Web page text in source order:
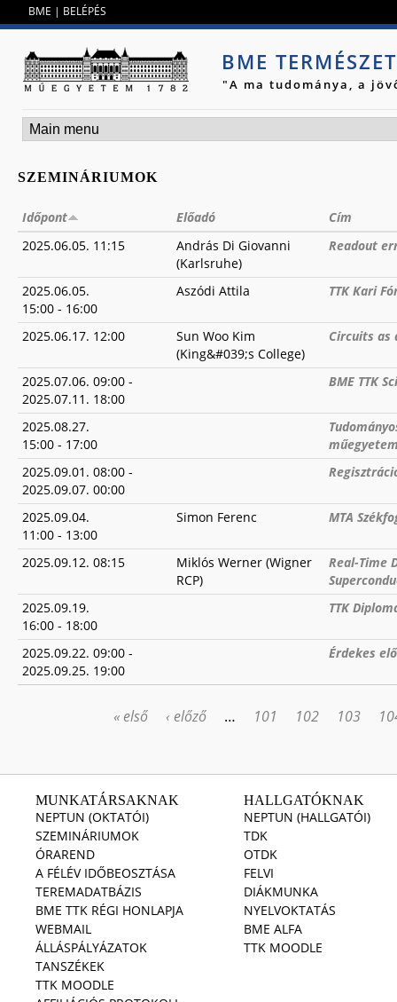
BME | BELÉPÉS
BME
"A ma tudománya, a
SZEMINÁRIUMOK
Időpont Előadó
Cím
2025.06.05. 11:15
András Di Giovanni
(Karlsruhe)
Readout
2025.06.05.
15:00 - 16:00
Aszódi Attila TTK Kari
2025.06.17. 12:00
Sun Woo Kim
(King&#039;s College)
Circuits as
2025.07.06. 09:00 -
2025.07.11. 18:00
BME TTK
2025.08.27.
15:00 - 17:00
2025.09.01. 08:00 -
2025.09.07. 00:00
2025.09.04.
11:00 - 13:00
Simon Ferenc MTA
2025.09.12. 08:15
Miklós Werner (Wigner
RCP)
Real-Time
2025.09.19.
16:00 - 18:00
TTK
2025.09.22. 09:00 -
2025.09.25. 19:00
Érdekes
« első ‹ előző … 101 102 103
MUNKATÁRSAKNAK
NEPTUN (OKTATÓI)
SZEMINÁRIUMOK
ÓRAREND
A FÉLÉV IDŐBEOSZTÁSA
TEREMADATBÁZIS
BME TTK RÉGI HONLAPJA
WEBMAIL
ÁLLÁSPÁLYÁZATOK
TANSZÉKEK
TTK MOODLE
HALLGATÓKNAK
NEPTUN (HALLGATÓI)
TDK
OTDK
FELVI
DIÁKMUNKA
NYELVOKTATÁS
BME ALFA
TTK MOODLE